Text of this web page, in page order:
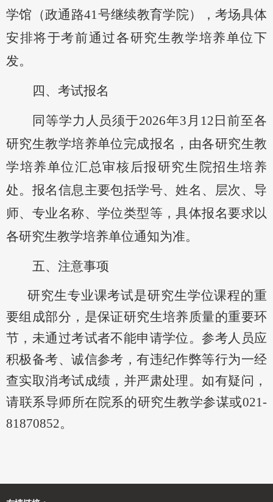
学馆（政通路41号继续教育学院），考场具体
安排将于考前通过各研究生教学培养单位下
发。
四、考试报名
同等学力人员须于2026年3月 12 日前至各
研究生教学培养单位完成报名，由各研究生教
学培养单位汇总审核后报研究生院招生培养
处。报名信息主要包括学号、姓名、层次、导
师、专业名称、学位类型等，具体报名要求以
各研究生教学培养单位通知为准。
五、注意事项
研究生专业课考试是研究生学位课程的重
要组成部分，是保证研究生培养质量的重要环
节，未通过考试者不能申请学位。参考人员应
积极备考、诚信参考，有违纪作弊等行为一经
查实取消考试成绩，并严肃处理。如有疑问，
请联系导师所在院系的研究生教学参谋或021-
81870852。